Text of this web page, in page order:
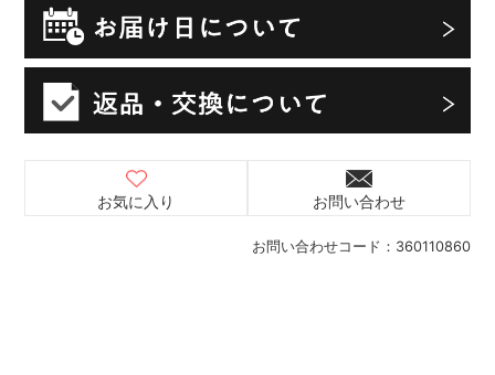
お問い合わせコード： 360110860
お気に入り お問い合わせ